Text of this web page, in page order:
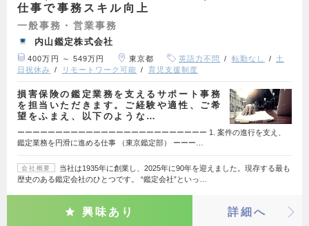
仕事で事務スキル向上
一般事務・営業事務
内山鑑定株式会社
400万円 ～ 549万円 東京都 英語力不問 転勤なし
土
日祝休み
リモートワーク可能 育児支援制度
損害保険の鑑定業務を支えるサポート事務
を担当いただきます。ご経験や適性、ご希
望をふまえ、以下のような…
ーーーーーーーーーーーーーーーーーーーーーーーーー 1. 案件の進行を支え、
鑑定業務を円滑に進める仕事 （東京鑑定部） ーーー…
会社概要
当社は1935年に創業し、2025年に90年を迎えました。現存する最も
歴史のある鑑定会社のひとつです。 “鑑定会社”といっ…
興味あり 詳細へ